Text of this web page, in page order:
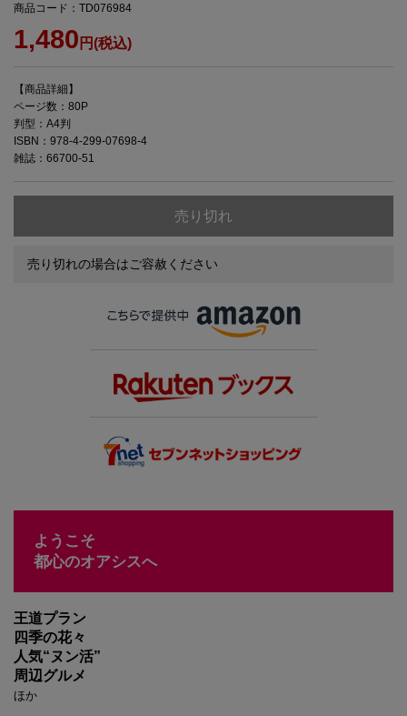
商品コード：TD076984
1,480 円(税込)
【商品詳細】
ページ数：80P
判型：A4判
ISBN：978-4-299-07698-4
雑誌：66700-51
売り切れ
売り切れの場合はご容赦ください
ようこそ
都心のオアシスへ
王道プラン
四季の花々
人気“ヌン活”
周辺グルメ
ほか